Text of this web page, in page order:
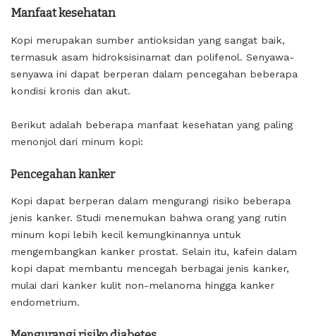
Manfaat kesehatan
Kopi merupakan sumber antioksidan yang sangat baik,
termasuk asam hidroksisinamat dan polifenol. Senyawa-
senyawa ini dapat berperan dalam pencegahan beberapa
kondisi kronis dan akut.
Berikut adalah beberapa manfaat kesehatan yang paling
menonjol dari minum kopi:
Pencegahan kanker
Kopi dapat berperan dalam mengurangi risiko beberapa
jenis kanker. Studi menemukan bahwa orang yang rutin
minum kopi lebih kecil kemungkinannya untuk
mengembangkan kanker prostat. Selain itu, kafein dalam
kopi dapat membantu mencegah berbagai jenis kanker,
mulai dari kanker kulit non-melanoma hingga kanker
endometrium.